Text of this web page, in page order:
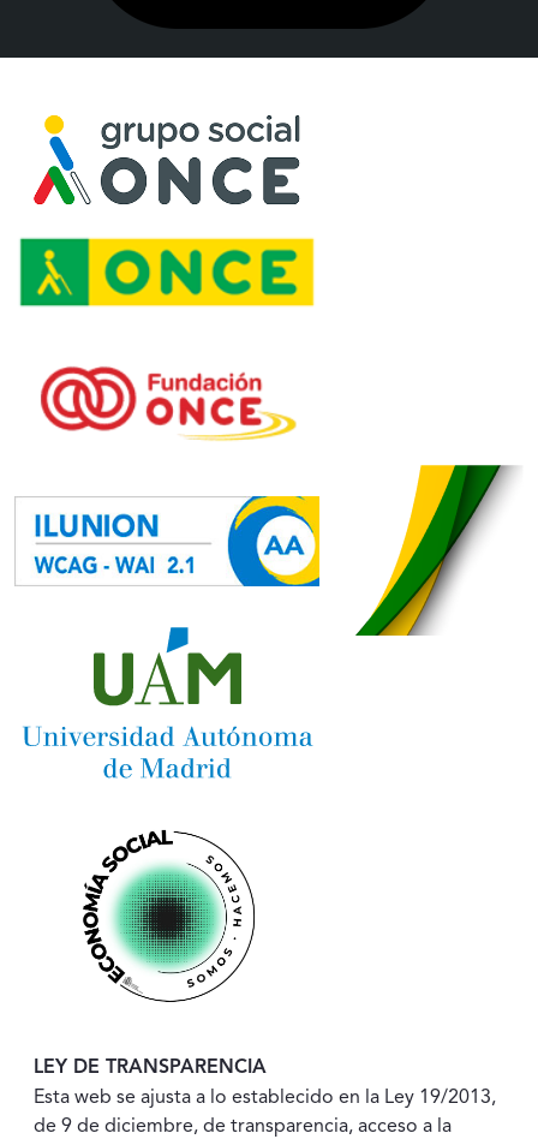
LEY DE TRANSPARENCIA
Esta web se ajusta a lo establecido en la Ley 19/2013,
de 9 de diciembre, de transparencia, acceso a la